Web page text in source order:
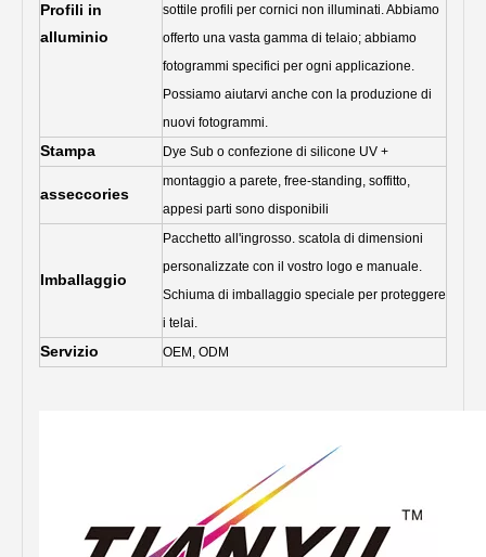
Profili in
alluminio
sottile profili per cornici non illuminati. Abbiamo
offerto una vasta gamma di telaio; abbiamo
fotogrammi specifici per ogni applicazione.
Possiamo aiutarvi anche con la produzione di
nuovi fotogrammi.
Stampa Dye Sub o confezione di silicone UV +
asseccories
montaggio a parete, free-standing, soffitto,
appesi parti sono disponibili
Imballaggio
Pacchetto all'ingrosso. scatola di dimensioni
personalizzate con il vostro logo e manuale.
Schiuma di imballaggio speciale per proteggere
i telai.
Servizio OEM, ODM